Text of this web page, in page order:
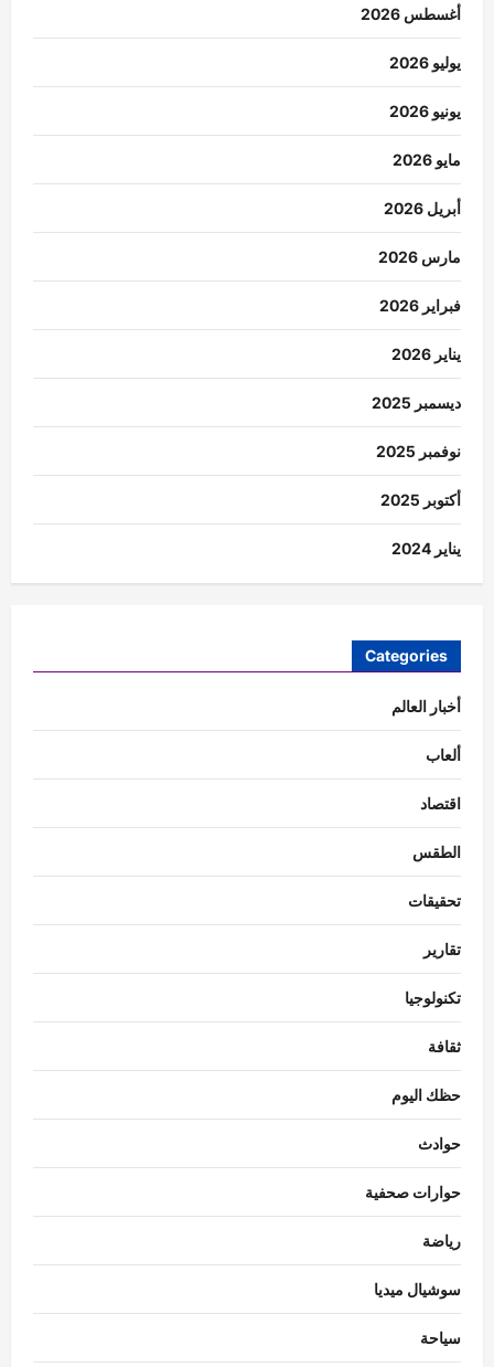
أغسطس 2026
يوليو 2026
يونيو 2026
مايو 2026
أبريل 2026
مارس 2026
فبراير 2026
يناير 2026
ديسمبر 2025
نوفمبر 2025
أكتوبر 2025
يناير 2024
Categories
أخبار العالم
ألعاب
اقتصاد
الطقس
تحقيقات
تقارير
تكنولوجيا
ثقافة
حظك اليوم
حوادث
حوارات صحفية
رياضة
سوشيال ميديا
سياحة